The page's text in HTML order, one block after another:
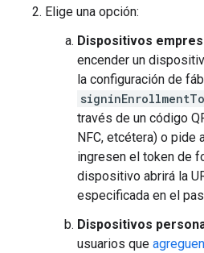
Elige una opción:
Dispositivos
encender un
la configuración de
través de un código
NFC, etcétera) o pide
ingresen el token de
dispositivo abrirá la
especificada en el
Dispositivos
usuarios que